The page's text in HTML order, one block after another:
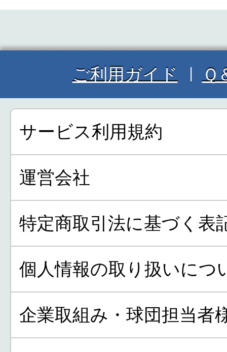
ご利用ガイド Ｑ
サービス利用規約
運営会社
特定商取引法に基づく表
個人情報の取り扱いにつ
企業取組み・球団担当者